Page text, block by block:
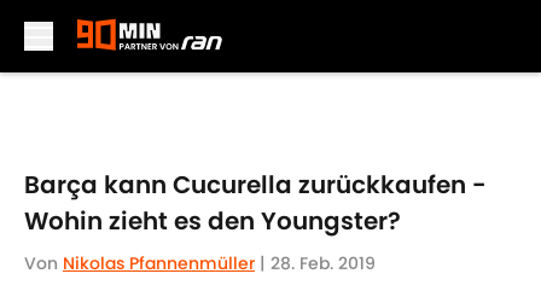
Barça kann Cucurella zurückkaufen -
Wohin zieht es den Youngster?
Von Nikolas Pfannenmüller | 28. Feb. 2019